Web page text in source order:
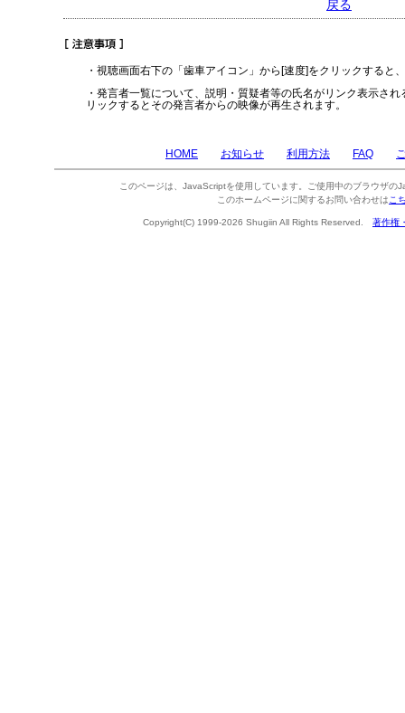
戻る
・視聴画面右下の「歯車アイコン」から[速度]をクリックすると
・発言者一覧について、説明・質疑者等の氏名がリンク表示さ
リックするとその発言者からの映像が再生されます。
HOME お知らせ 利用方法 FAQ
このページは、JavaScriptを使用しています。ご使用中のブラウザの
このホームページに関するお問い合わせは こ
Copyright(C) 1999-2026 Shugiin All Rights Reserved. 著作権